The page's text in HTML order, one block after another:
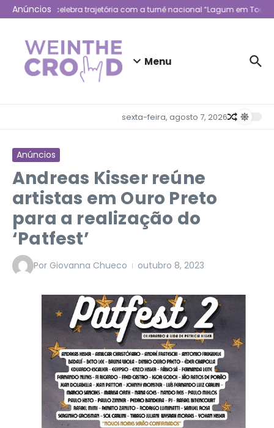
Ir para o conteúdo
Anúncios
Lagum celebra trajetória com a turnê nacional “Lagum em Todo
Menu
sexta-feira, agosto 7, 2026
Anúncios
Andreas Kisser reúne
artistas em Ouro Preto
para a realização do
‘Patfest’
Por Giovanna Chueco outubro 8, 2023